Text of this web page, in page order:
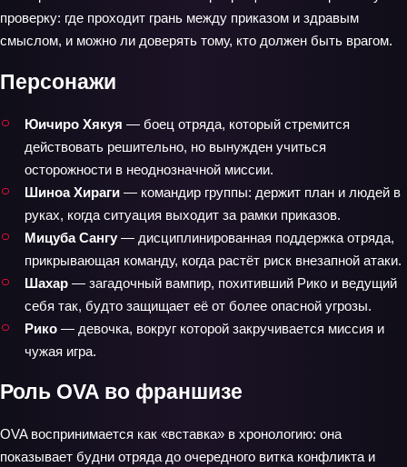
проверку: где проходит грань между приказом и здравым
смыслом, и можно ли доверять тому, кто должен быть врагом.
Персонажи
Юичиро Хякуя — боец отряда, который стремится
действовать решительно, но вынужден учиться
осторожности в неоднозначной миссии.
Шиноа Хираги — командир группы: держит план и людей в
руках, когда ситуация выходит за рамки приказов.
Мицуба Сангу — дисциплинированная поддержка отряда,
прикрывающая команду, когда растёт риск внезапной атаки.
Шахар — загадочный вампир, похитивший Рико и ведущий
себя так, будто защищает её от более опасной угрозы.
Рико — девочка, вокруг которой закручивается миссия и
чужая игра.
Роль OVA во франшизе
OVA воспринимается как «вставка» в хронологию: она
показывает будни отряда до очередного витка конфликта и